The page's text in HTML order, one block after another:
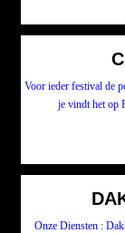
Voor ieder festival de
je vindt het op
Onze Diensten :